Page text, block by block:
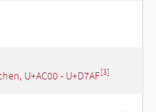
U+AC00 - U+D7AF[3]